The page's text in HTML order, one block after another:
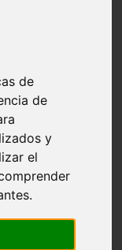
de
de
y
el